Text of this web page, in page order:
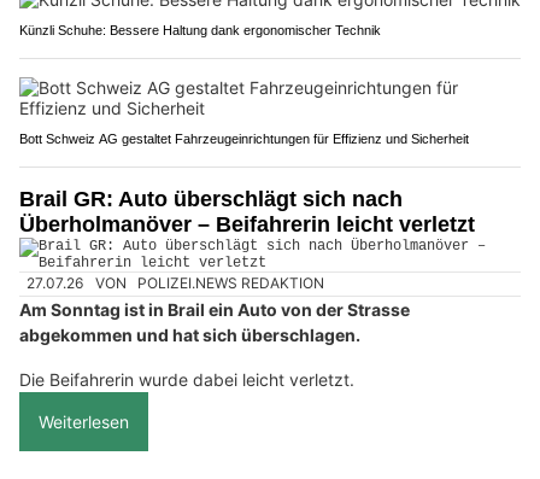
Künzli Schuhe: Bessere Haltung dank ergonomischer Technik
Bott Schweiz AG gestaltet Fahrzeugeinrichtungen für Effizienz und Sicherheit
Brail GR: Auto überschlägt sich nach
Überholmanöver – Beifahrerin leicht verletzt
27.07.26 VON POLIZEI.NEWS REDAKTION
Am Sonntag ist in Brail ein Auto von der Strasse
abgekommen und hat sich überschlagen.
Die Beifahrerin wurde dabei leicht verletzt.
Weiterlesen